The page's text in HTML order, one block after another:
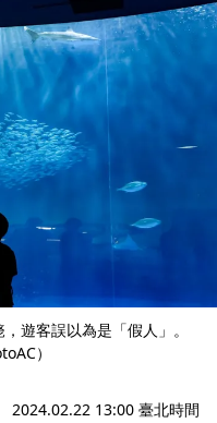
遊客誤以為是「假人」。
）
2024.02.22 13:00 臺北時間